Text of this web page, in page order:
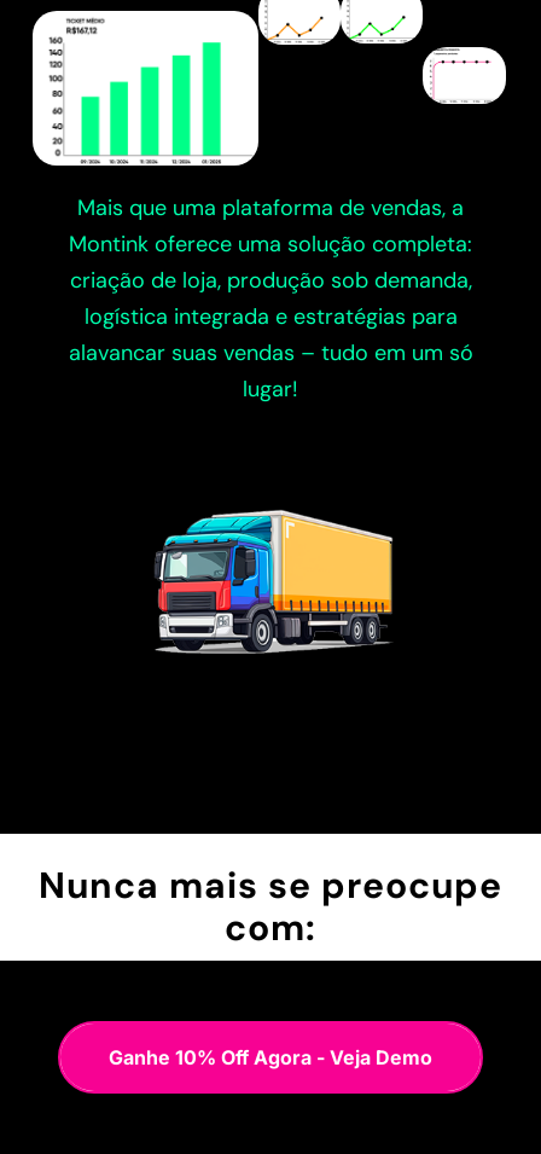
Mais que uma plataforma de vendas, a
Montink oferece uma solução completa:
criação de loja, produção sob demanda,
logística integrada e estratégias para
alavancar suas vendas – tudo em um só
lugar!
Nunca mais se preocupe
com:
Ganhe 10% Off Agora - Veja Demo